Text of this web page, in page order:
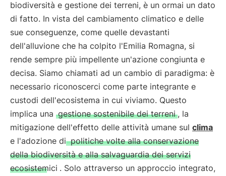
biodiversità e gestione dei terreni, è un ormai un dato
di fatto. In vista del cambiamento climatico e delle
sue conseguenze, come quelle devastanti
dell'alluvione che ha colpito l'Emilia Romagna, si
rende sempre più impellente un'azione congiunta e
decisa. Siamo chiamati ad un cambio di paradigma: è
necessario riconoscerci come parte integrante e
custodi dell'ecosistema in cui viviamo. Questo
implica una gestione sostenibile dei terreni , la
mitigazione dell'effetto delle attività umane sul clima
e l'adozione di politiche volte alla conservazione
della biodiversità e alla salvaguardia dei servizi
ecosistemici . Solo attraverso un approccio integrato,